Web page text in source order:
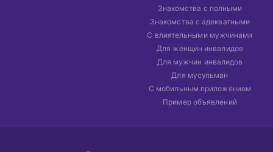
Знакомства с полными
Знакомства с адекватными
С влиятельными мужчинами
Для женщин инвалидов
Для мужчин инвалидов
Для мусульман
С мобильным приложением
Пример объявлений